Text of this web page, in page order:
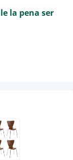
la pena ser